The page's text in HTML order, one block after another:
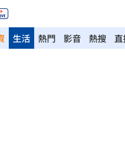
熱門 影音 熱搜
生活